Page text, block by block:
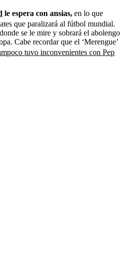
le espera con ansias, en lo que
que paralizará al fútbol mundial.
se le mire y sobrará el abolengo
Cabe recordar que el ‘Merengue’
tuvo inconvenientes con Pep